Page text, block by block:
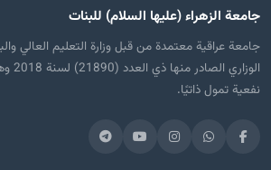
جامعة الزهراء (عليها السلام) للبنات
جامعة عراقية معتمدة من قبل وزارة التعليم العالي
نفعية تمول ذاتيًا.